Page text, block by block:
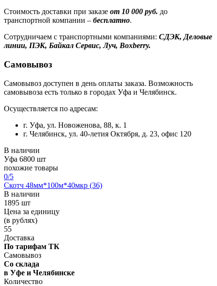
Стоимость доставки при заказе от 10 000 руб. до
транспортной компании – бесплатно.
Сотрудничаем с транспортными компаниями: СДЭК, Деловые
линии, ПЭК, Байкал Сервис, Луч, Boxberry.
Самовывоз
Самовывоз доступен в день оплаты заказа. Возможность
самовывоза есть только в городах Уфа и Челябинск.
Осуществляется по адресам:
г. Уфа, ул. Новоженова, 88, к. 1
г. Челябинск, ул. 40-летия Октября, д. 23, офис 120
В наличии
Уфа 6800 шт
похожие товары
0/5
Скотч 48мм*100м*40мкр (36)
В наличии
1895 шт
Цена за единицу
(в рублях)
55
Доставка
По тарифам ТК
Самовывоз
Со склада
в Уфе и Челябинске
Количество